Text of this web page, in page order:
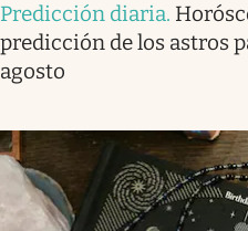
Predicción diaria.
predicción de los astros
agosto